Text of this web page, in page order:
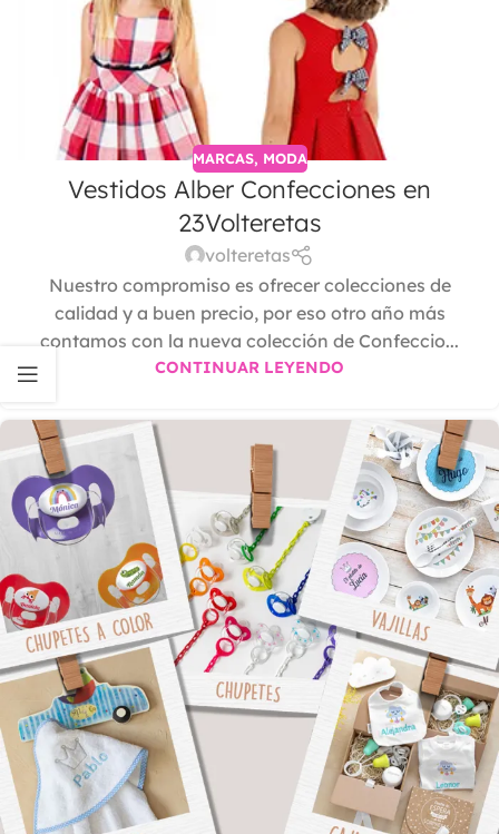
MARCAS, MODA
Vestidos Alber Confecciones en
23Volteretas
volteretas
Nuestro compromiso es ofrecer colecciones de
calidad y a buen precio, por eso otro año más
contamos con la nueva colección de Confeccio...
CONTINUAR LEYENDO